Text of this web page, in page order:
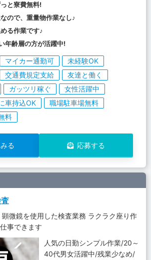
と寮費無料!
ので、重量物作業なし♪
る作業です♪
年齢層の方が活躍中!
マイカー通勤可
未経験OK
交通費規定支給
友達と働く
ガッツリ稼ぐ
女性活躍中
車持込OK
職場駐車場無料
料
る 応募する
微鏡を使用した検査業務 ラクラク座り作
事できます
人気の日勤シンプル作業/20～
40代男女活躍中/残業少なめ/